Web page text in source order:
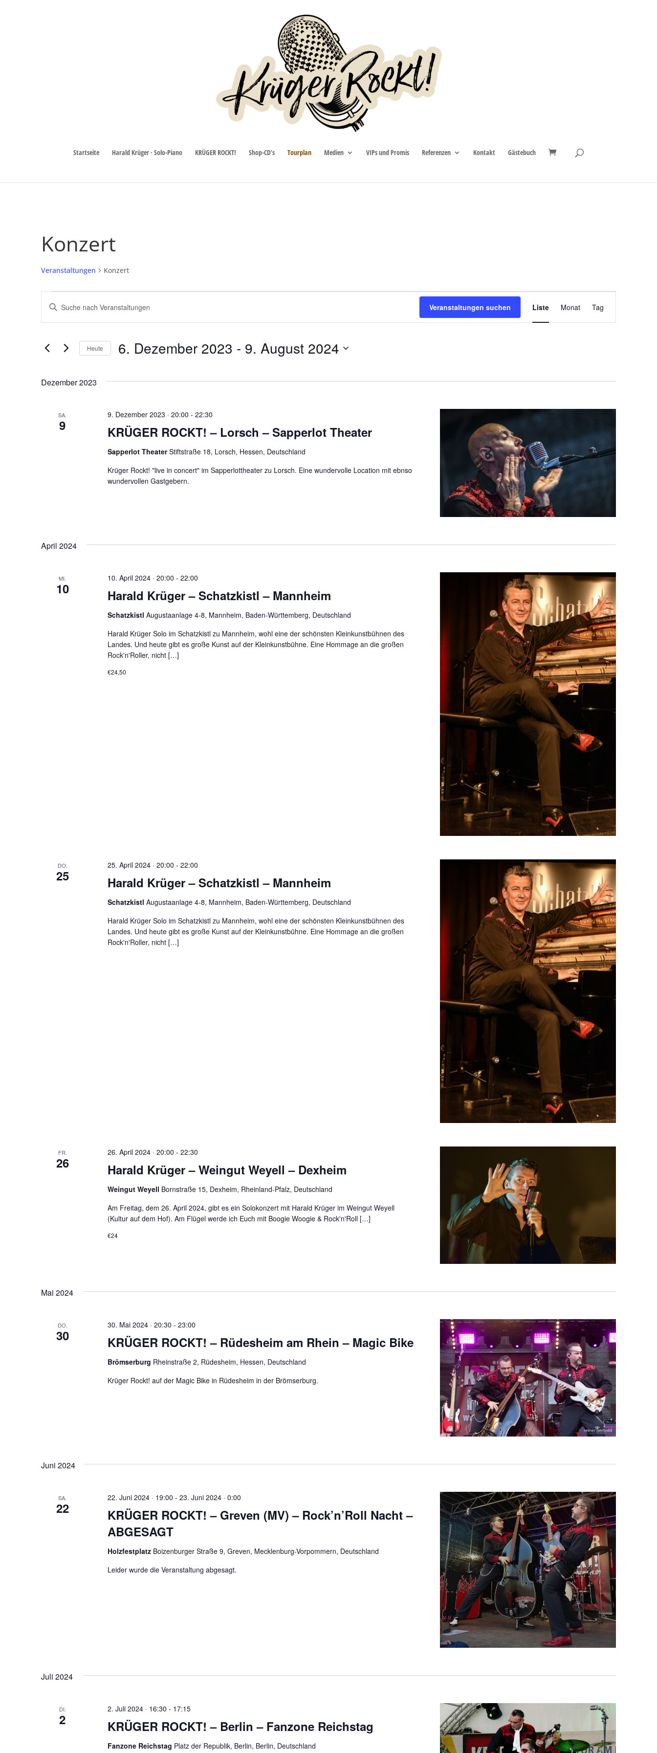
Startseite Harald Krüger · Solo-Piano KRÜGER ROCKT! Shop-CD’s Tourplan Medien VIPs und Promis Referenzen Kontakt Gästebuch
Konzert
Veranstaltungen Konzert
Veranstaltungen
Veranstaltungen
Suche
Ansichten,
Navigation
Bitte
nach
Veranstaltungen suchen
Ansichten-
Liste Monat Tag
Heute 6. Dezember 2023 - 9. August 2024
Dezember 2023
SA.
9 KRÜGER ROCKT! – Lorsch – Sapperlot Theater
9. Dezember 2023 · 20:00 - 22:30
Sapperlot TheaterStiftstraße 18, Lorsch, Hessen, Deutschland
Krüger Rockt! "live in concert" im Sapperlottheater zu Lorsch. Eine wundervolle Location mit ebnso
wundervollen Gastgebern.
April 2024
MI.
10 Harald Krüger – Schatzkistl – Mannheim
10. April 2024 · 20:00 - 22:00
Schatzkistl Augustaanlage 4-8, Mannheim, Baden-Württemberg, Deutschland
Harald Krüger Solo im Schatzkistl zu Mannheim, wohl eine der schönsten Kleinkunstbühnen des
Landes. Und heute gibt es große Kunst auf der Kleinkunstbühne. Eine Hommage an die großen
Rock'n'Roller, nicht […]
€24,50
DO.
25 Harald Krüger – Schatzkistl – Mannheim
25. April 2024 · 20:00 - 22:00
Schatzkistl Augustaanlage 4-8, Mannheim, Baden-Württemberg, Deutschland
Harald Krüger Solo im Schatzkistl zu Mannheim, wohl eine der schönsten Kleinkunstbühnen des
Landes. Und heute gibt es große Kunst auf der Kleinkunstbühne. Eine Hommage an die großen
Rock'n'Roller, nicht […]
FR.
26 Harald Krüger – Weingut Weyell – Dexheim
26. April 2024 · 20:00 - 22:30
Weingut Weyell Bornstraße 15, Dexheim, Rheinland-Pfalz, Deutschland
Am Freitag, dem 26. April 2024, gibt es ein Solokonzert mit Harald Krüger im Weingut Weyell
(Kultur auf dem Hof). Am Flügel werde ich Euch mit Boogie Woogie & Rock'n'Roll […]
€24
Mai 2024
DO.
30 KRÜGER ROCKT! – Rüdesheim am Rhein – Magic Bike
30. Mai 2024 · 20:30 - 23:00
Brömserburg Rheinstraße 2, Rüdesheim, Hessen, Deutschland
Krüger Rockt! auf der Magic Bike in Rüdesheim in der Brömserburg.
Juni 2024
SA.
22
KRÜGER ROCKT! – Greven (MV) – Rock’n’Roll Nacht –
ABGESAGT
22. Juni 2024 · 19:00 - 23. Juni 2024 · 0:00
Holzfestplatz Boizenburger Straße 9, Greven, Mecklenburg-Vorpommern, Deutschland
Leider wurde die Veranstaltung abgesagt.
Juli 2024
DI.
2 KRÜGER ROCKT! – Berlin – Fanzone Reichstag
2. Juli 2024 · 16:30 - 17:15
Fanzone Reichstag Platz der Republik, Berlin, Berlin, Deutschland